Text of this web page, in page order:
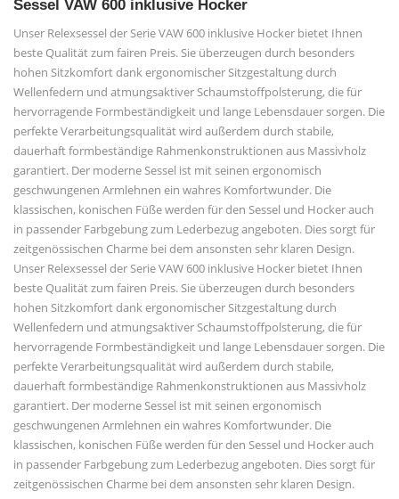
Sessel VAW 600 inklusive Hocker
Unser Relexsessel der Serie VAW 600 inklusive Hocker bietet Ihnen
beste Qualität zum fairen Preis. Sie überzeugen durch besonders
hohen Sitzkomfort dank ergonomischer Sitzgestaltung durch
Wellenfedern und atmungsaktiver Schaumstoffpolsterung, die für
hervorragende Formbeständigkeit und lange Lebensdauer sorgen. Die
perfekte Verarbeitungsqualität wird außerdem durch stabile,
dauerhaft formbeständige Rahmenkonstruktionen aus Massivholz
garantiert. Der moderne Sessel ist mit seinen ergonomisch
geschwungenen Armlehnen ein wahres Komfortwunder. Die
klassischen, konischen Füße werden für den Sessel und Hocker auch
in passender Farbgebung zum Lederbezug angeboten. Dies sorgt für
zeitgenössischen Charme bei dem ansonsten sehr klaren Design.
Unser Relexsessel der Serie VAW 600 inklusive Hocker bietet Ihnen
beste Qualität zum fairen Preis. Sie überzeugen durch besonders
hohen Sitzkomfort dank ergonomischer Sitzgestaltung durch
Wellenfedern und atmungsaktiver Schaumstoffpolsterung, die für
hervorragende Formbeständigkeit und lange Lebensdauer sorgen. Die
perfekte Verarbeitungsqualität wird außerdem durch stabile,
dauerhaft formbeständige Rahmenkonstruktionen aus Massivholz
garantiert. Der moderne Sessel ist mit seinen ergonomisch
geschwungenen Armlehnen ein wahres Komfortwunder. Die
klassischen, konischen Füße werden für den Sessel und Hocker auch
in passender Farbgebung zum Lederbezug angeboten. Dies sorgt für
zeitgenössischen Charme bei dem ansonsten sehr klaren Design.